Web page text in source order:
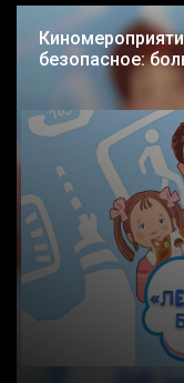
безопасное:
смелых и умных!»